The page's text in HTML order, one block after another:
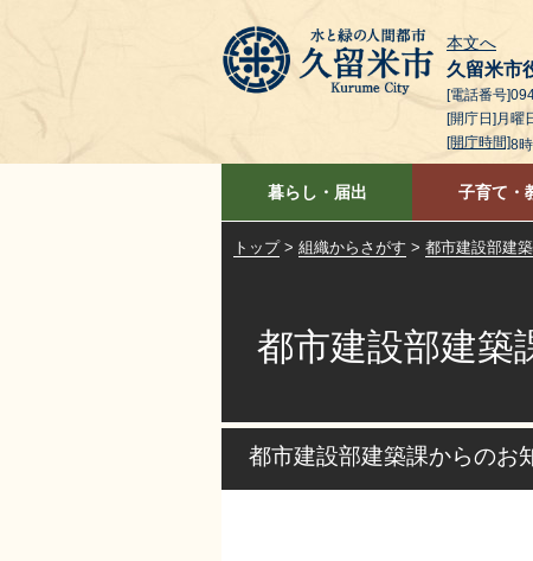
本文へ
久留米市
[電話番号
[開庁日]月曜
[開庁時間]8
暮らし・届出 子育て・
トップ> 組織からさがす > 都市建設部建
都市建設部建築
都市建設部建築課からのお